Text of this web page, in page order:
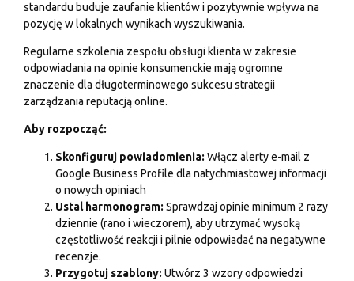
standardu buduje zaufanie klientów i pozytywnie wpływa na
pozycję w lokalnych wynikach wyszukiwania.
Regularne szkolenia zespołu obsługi klienta w zakresie
odpowiadania na opinie konsumenckie mają ogromne
znaczenie dla długoterminowego sukcesu strategii
zarządzania reputacją online.
Aby rozpocząć:
Skonfiguruj powiadomienia: Włącz alerty e-mail z
Google Business Profile dla natychmiastowej informacji
o nowych opiniach
Ustal harmonogram: Sprawdzaj opinie minimum 2 razy
dziennie (rano i wieczorem), aby utrzymać wysoką
częstotliwość reakcji i pilnie odpowiadać na negatywne
recenzje.
Przygotuj szablony: Utwórz 3 wzory odpowiedzi